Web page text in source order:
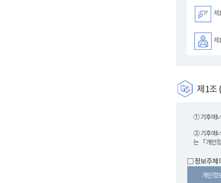
제
제
제1조
① 기후에너
② 기후에너
는 「개인
□ 정보주체
개인정